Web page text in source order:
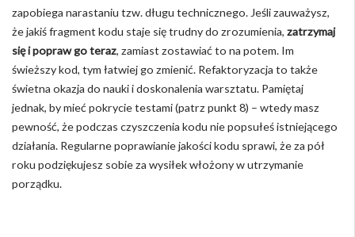
zapobiega narastaniu tzw. długu technicznego. Jeśli zauważysz,
że jakiś fragment kodu staje się trudny do zrozumienia, zatrzymaj
się i popraw go teraz, zamiast zostawiać to na potem. Im
świeższy kod, tym łatwiej go zmienić. Refaktoryzacja to także
świetna okazja do nauki i doskonalenia warsztatu. Pamiętaj
jednak, by mieć pokrycie testami (patrz punkt 8) – wtedy masz
pewność, że podczas czyszczenia kodu nie popsułeś istniejącego
działania. Regularne poprawianie jakości kodu sprawi, że za pół
roku podziękujesz sobie za wysiłek włożony w utrzymanie
porządku.